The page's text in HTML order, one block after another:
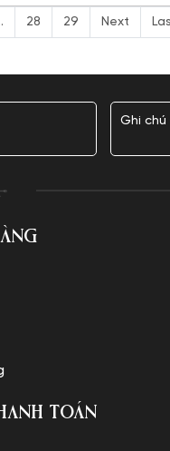
28 29 Next
toán